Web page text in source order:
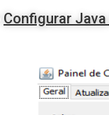
Configurar Java